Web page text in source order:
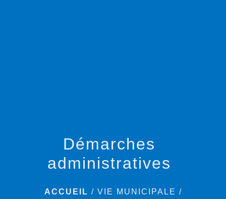
Démarches
administratives
ACCUEIL / VIE MUNICIPALE /